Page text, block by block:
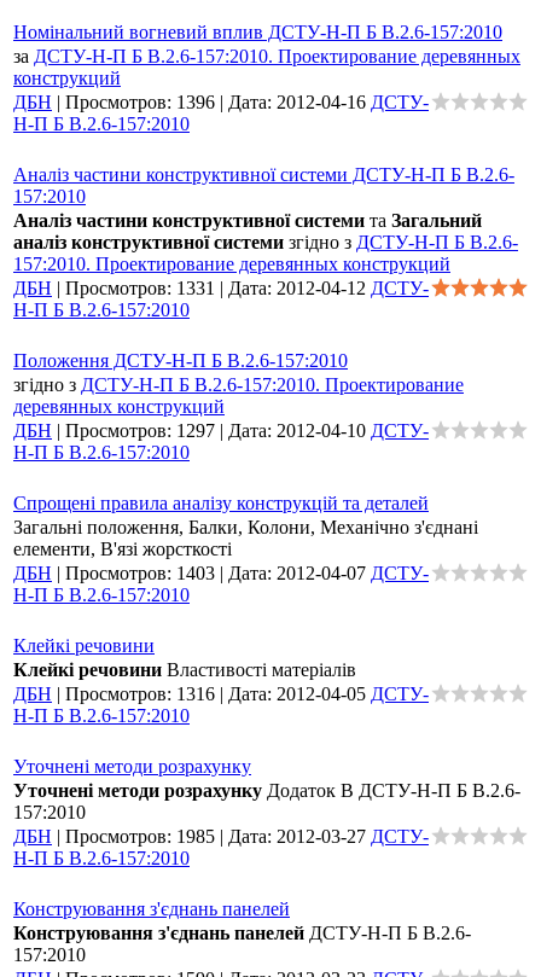
Номінальний вогневий вплив ДСТУ-Н-П Б В.2.6-157:2010
за ДСТУ-Н-П Б В.2.6-157:2010. Проектирование деревянных
конструкций
ДБН | Просмотров: 1396 | Дата: 2012-04-16 ДСТУ-
Н-П Б В.2.6-157:2010
Аналіз частини конструктивної системи ДСТУ-Н-П Б В.2.6-
157:2010
Аналіз частини конструктивної системи та Загальний
аналіз конструктивної системи згідно з ДСТУ-Н-П Б В.2.6-
157:2010. Проектирование деревянных конструкций
ДБН | Просмотров: 1331 | Дата: 2012-04-12 ДСТУ-
Н-П Б В.2.6-157:2010
Положення ДСТУ-Н-П Б В.2.6-157:2010
згідно з ДСТУ-Н-П Б В.2.6-157:2010. Проектирование
деревянных конструкций
ДБН | Просмотров: 1297 | Дата: 2012-04-10 ДСТУ-
Н-П Б В.2.6-157:2010
Спрощені правила аналізу конструкцій та деталей
Загальні положення, Балки, Колони, Механічно з'єднані
елементи, В'язі жорсткості
ДБН | Просмотров: 1403 | Дата: 2012-04-07 ДСТУ-
Н-П Б В.2.6-157:2010
Клейкі речовини
Клейкі речовини Властивості матеріалів
ДБН | Просмотров: 1316 | Дата: 2012-04-05 ДСТУ-
Н-П Б В.2.6-157:2010
Уточнені методи розрахунку
Уточнені методи розрахунку Додаток В ДСТУ-Н-П Б В.2.6-
157:2010
ДБН | Просмотров: 1985 | Дата: 2012-03-27 ДСТУ-
Н-П Б В.2.6-157:2010
Конструювання з'єднань панелей
Конструювання з'єднань панелей ДСТУ-Н-П Б В.2.6-
157:2010